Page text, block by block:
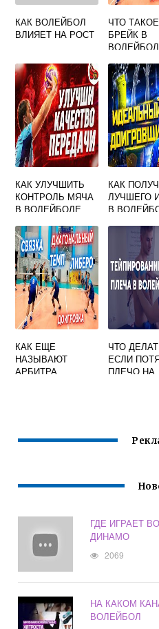
КАК ВОЛЕЙБОЛ
ВЛИЯЕТ НА РОСТ
ЧТО ТАКОЕ
БРЕЙК В
КАК УЛУЧШИТЬ
КОНТРОЛЬ МЯЧА
В ВОЛЕЙБОЛЕ
КАК
ЛУЧШЕГО
В
КАК ЕЩЕ
НАЗЫВАЮТ
АРБИТРА
ЧТО
ЕСЛИ
ПЛЕЧО НА
ГДЕ ИГРАЕТ
ДИНАМО
2069
НА КАКОМ
ВОЛЕЙБОЛ